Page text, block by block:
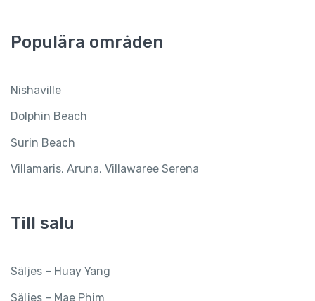
Populära områden
Nishaville
Dolphin Beach
Surin Beach
Villamaris, Aruna, Villawaree Serena
Till salu
Säljes – Huay Yang
Säljes – Mae Phim